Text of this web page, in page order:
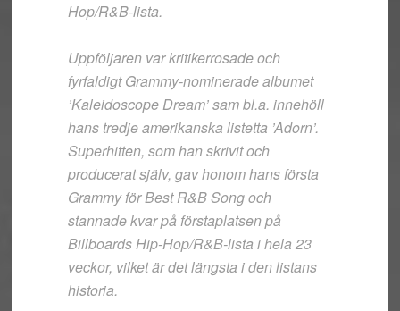
Hop/R&B-lista.
Uppföljaren var kritikerrosade och
fyrfaldigt Grammy-nominerade albumet
’Kaleidoscope Dream’ sam bl.a. innehöll
hans tredje amerikanska listetta ’Adorn’.
Superhitten, som han skrivit och
producerat själv, gav honom hans första
Grammy för Best R&B Song och
stannade kvar på förstaplatsen på
Billboards Hip-Hop/R&B-lista i hela 23
veckor, vilket är det längsta i den listans
historia.